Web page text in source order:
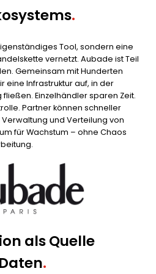
.
Tool, sondern eine
vernetzt. Aubade ist Teil
Gemeinsam mit Hunderten
eine Infrastruktur auf, in der
Einzelhändler sparen Zeit.
Partner können schneller
und Verteilung von
für Wachstum – ohne Chaos
als Quelle
.